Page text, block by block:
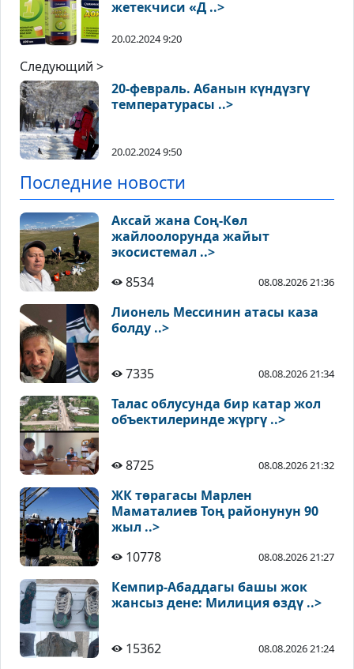
жетекчиси «Д ..>
20.02.2024 9:20
Следующий >
20-февраль. Абанын күндүзгү
температурасы ..>
20.02.2024 9:50
Последние новости
Аксай жана Соң-Көл
жайлоолорунда жайыт
экосистемал ..>
8534
08.08.2026 21:36
Лионель Мессинин атасы каза
болду ..>
7335 08.08.2026 21:34
Талас облусунда бир катар жол
объектилеринде жүргү ..>
8725 08.08.2026 21:32
ЖК төрагасы Марлен
Маматалиев Тоң районунун 90
жыл ..>
10778
08.08.2026 21:27
Кемпир-Абаддагы башы жок
жансыз дене: Милиция өздү ..>
15362 08.08.2026 21:24